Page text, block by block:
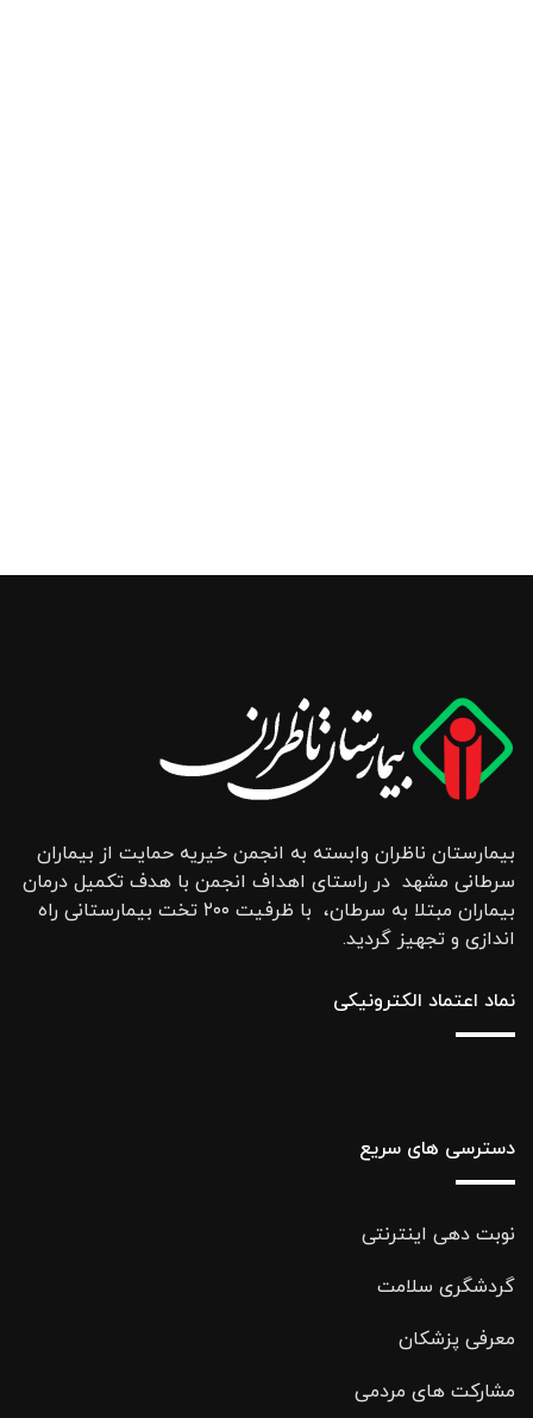
بیمارستان ناظران وابسته به انجمن خیریه حمایت از بیماران
سرطانی مشهد در راستای اهداف انجمن با هدف تکمیل درمان
بیماران مبتلا به سرطان، با ظرفیت ۲۰۰ تخت بیمارستانی راه
اندازی و تجهیز گردید.
نماد اعتماد الکترونیکی
دسترسی های سریع
نوبت دهی اینترنتی
گردشگری سلامت
معرفی پزشکان
مشارکت های مردمی